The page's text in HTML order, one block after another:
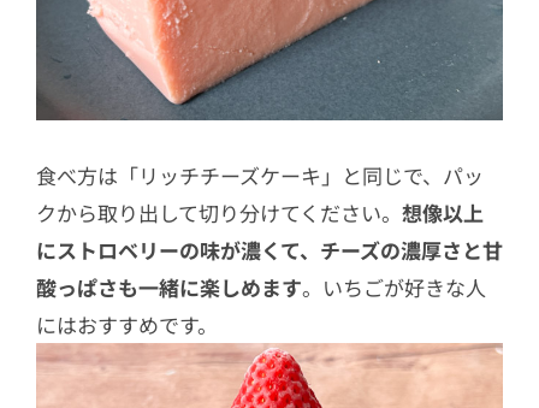
食べ方は「リッチチーズケーキ」と同じで、パッ
クから取り出して切り分けてください。 想像以上
にストロベリーの味が濃くて、チーズの濃厚さと甘
酸っぱさも一緒に楽しめます。いちごが好きな人
にはおすすめです。